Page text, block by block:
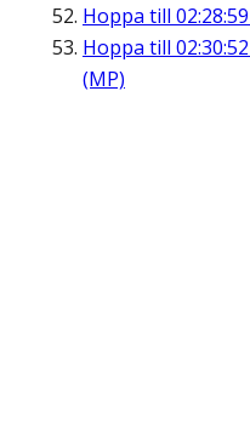
Hoppa till 02:28:59
Hoppa till 02:30:52
(MP)